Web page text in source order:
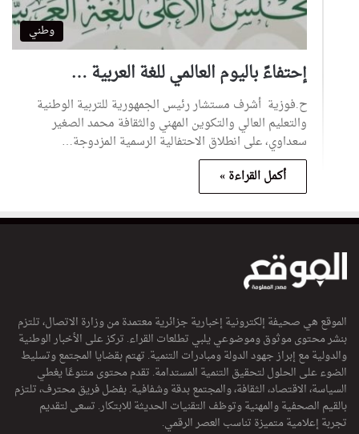
وطني
إحتفاءً باليوم العالمي للغة العربية …
ح.فوزية أشرف مستشار رئيس الجمهورية للتربية الوطنية
والتعليم العالي والتكوين المهني والثقافة محمد الصغير
سعداوي، على انطلاق الاحتفالية الرسمية المزدوجة…
أكمل القراءة »
الموقع هي صحيفة إلكترونية إخبارية جزائرية معتمدة من وزارة الاتصال، تلتزم
بنشر محتوى موثوق وموضوعي يلبي تطلعات القراء. تركز على الأخبار الوطنية
والدولية مع إبراز جهود الدولة ومبادرات التنمية. تهتم بقضايا المجتمع وتسليط
الضوء على الحلول لتحقيق التنمية المستدامة. تقدم محتوى متنوعًا يغطي
السياسة، الاقتصاد، الثقافة، والمجتمع بدقة وشفافية. بفضل فريق محترف، تلتزم
بالقيم الصحفية والمهنية وتوظف التقنيات الحديثة للابتكار. تسعى لتقديم
تجربة إعلامية متميزة تناسب العصر الرقمي.